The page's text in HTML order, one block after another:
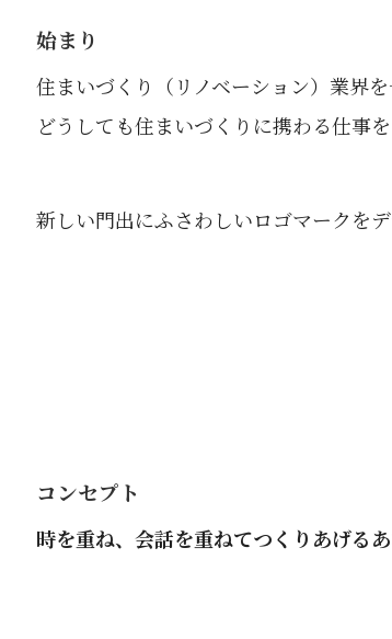
始まり
住まいづくり（リノベーション）業界
どうしても住まいづくりに携わる仕事
新しい門出にふさわしいロゴマークを
コンセプト
時を重ね、会話を重ねてつくりあげるあ